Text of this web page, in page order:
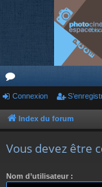
or
u
Connexion
Index du forum
Vous devez être
Nom d’utilisateur :